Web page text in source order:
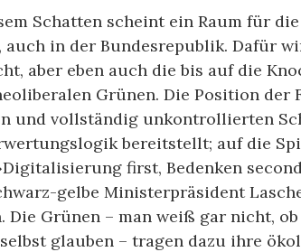
Schatten scheint ein Raum für die
in der Bundesrepublik. Dafür
aber eben auch die bis auf die
Grünen. Die Position der
und vollständig unkontrollierten
bereitstellt; auf die
first, Bedenken
gelbe Ministerpräsident
Die Grünen – man weiß gar nicht,
glauben – tragen dazu ihre